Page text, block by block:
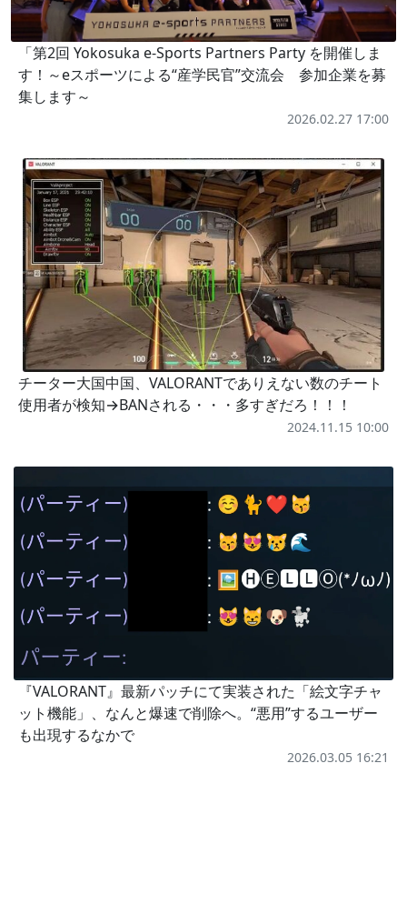
「第2回 Yokosuka e-Sports Partners Party を開催しま
す！～eスポーツによる“産学民官”交流会 参加企業を募
集します～
2026.02.27 17:00
チーター大国中国、VALORANTでありえない数のチート
使用者が検知→BANされる・・・多すぎだろ！！！
2024.11.15 10:00
『VALORANT』最新パッチにて実装された「絵文字チャ
ット機能」、なんと爆速で削除へ。“悪用”するユーザー
も出現するなかで
2026.03.05 16:21